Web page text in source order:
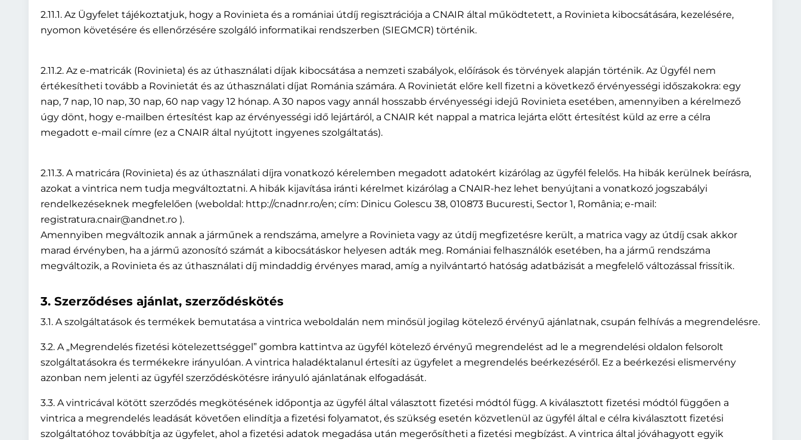
2.11.1. Az Ügyfelet tájékoztatjuk, hogy a Rovinieta és a romániai útdíj regisztrációja a CNAIR által működtetett, a Rovinieta kibocsátására, kezelésére,
nyomon követésére és ellenőrzésére szolgáló informatikai rendszerben (SIEGMCR) történik.
2.11.2. Az e-matricák (Rovinieta) és az úthasználati díjak kibocsátása a nemzeti szabályok, előírások és törvények alapján történik. Az Ügyfél nem
értékesítheti tovább a Rovinietát és az úthasználati díjat Románia számára. A Rovinietát előre kell fizetni a következő érvényességi időszakokra: egy
nap, 7 nap, 10 nap, 30 nap, 60 nap vagy 12 hónap. A 30 napos vagy annál hosszabb érvényességi idejű Rovinieta esetében, amennyiben a kérelmező
úgy dönt, hogy e-mailben értesítést kap az érvényességi idő lejártáról, a CNAIR két nappal a matrica lejárta előtt értesítést küld az erre a célra
megadott e-mail címre (ez a CNAIR által nyújtott ingyenes szolgáltatás).
2.11.3. A matricára (Rovinieta) és az úthasználati díjra vonatkozó kérelemben megadott adatokért kizárólag az ügyfél felelős. Ha hibák kerülnek beírásra,
azokat a vintrica nem tudja megváltoztatni. A hibák kijavítása iránti kérelmet kizárólag a CNAIR-hez lehet benyújtani a vonatkozó jogszabályi
rendelkezéseknek megfelelően (weboldal: http://cnadnr.ro/en; cím: Dinicu Golescu 38, 010873 Bucuresti, Sector 1, România; e-mail:
registratura.cnair@andnet.ro ).
Amennyiben megváltozik annak a járműnek a rendszáma, amelyre a Rovinieta vagy az útdíj megfizetésre került, a matrica vagy az útdíj csak akkor
marad érvényben, ha a jármű azonosító számát a kibocsátáskor helyesen adták meg. Romániai felhasználók esetében, ha a jármű rendszáma
megváltozik, a Rovinieta és az úthasználati díj mindaddig érvényes marad, amíg a nyilvántartó hatóság adatbázisát a megfelelő változással frissítik.
3. Szerződéses ajánlat, szerződéskötés
3.1. A szolgáltatások és termékek bemutatása a vintrica weboldalán nem minősül jogilag kötelező érvényű ajánlatnak, csupán felhívás a megrendelésre.
3.2. A „Megrendelés fizetési kötelezettséggel” gombra kattintva az ügyfél kötelező érvényű megrendelést ad le a megrendelési oldalon felsorolt
szolgáltatásokra és termékekre irányulóan. A vintrica haladéktalanul értesíti az ügyfelet a megrendelés beérkezéséről. Ez a beérkezési elismervény
azonban nem jelenti az ügyfél szerződéskötésre irányuló ajánlatának elfogadását.
3.3. A vintricával kötött szerződés megkötésének időpontja az ügyfél által választott fizetési módtól függ. A kiválasztott fizetési módtól függően a
vintrica a megrendelés leadását követően elindítja a fizetési folyamatot, és szükség esetén közvetlenül az ügyfél által e célra kiválasztott fizetési
szolgáltatóhoz továbbítja az ügyfelet, ahol a fizetési adatok megadása után megerősítheti a fizetési megbízást. A vintrica által jóváhagyott egyik